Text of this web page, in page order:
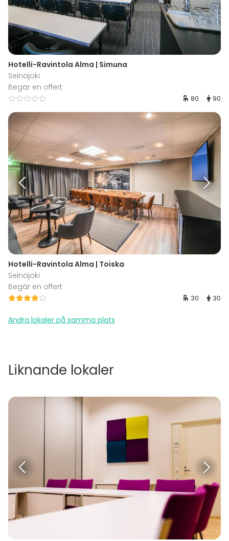
Hotelli-Ravintola Alma | Simuna
Seinäjoki
Begär en offert
80 90
Hotelli-Ravintola Alma | Toiska
Seinäjoki
Begär en offert
30 30
Andra lokaler på samma plats
Liknande lokaler